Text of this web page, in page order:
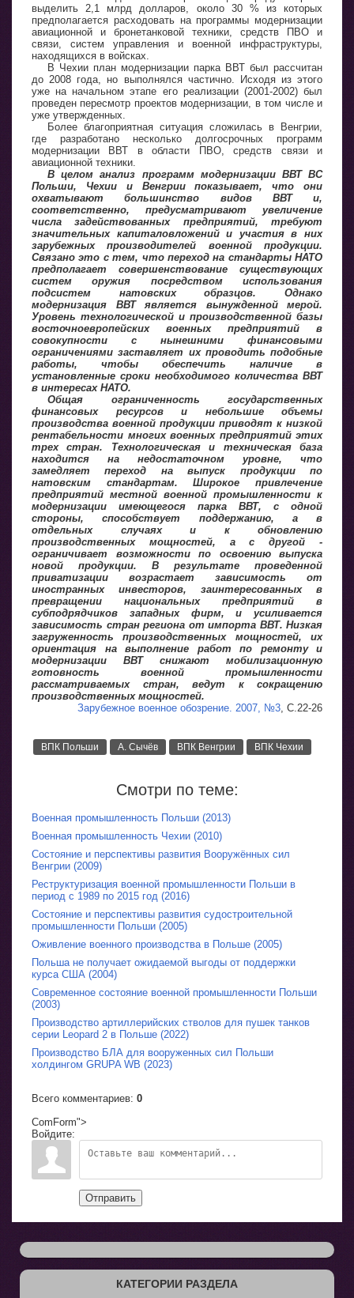
выделить 2,1 млрд долларов, около 30 % из которых
предполагается расходовать на программы модернизации
авиационной и бронетанковой техники, средств ПВО и
связи, систем управления и военной инфраструктуры,
находящихся в войсках.
В Чехии план модернизации парка ВВТ был рассчитан
до 2008 года, но выполнялся частично. Исходя из этого
уже на начальном этапе его реализации (2001-2002) был
проведен пересмотр проектов модернизации, в том числе и
уже утвержденных.
Более благоприятная ситуация сложилась в Венгрии,
где разработано несколько долгосрочных программ
модернизации ВВТ в области ПВО, средств связи и
авиационной техники.
В целом анализ программ модернизации ВВТ ВС
Польши, Чехии и Венгрии показывает, что они
охватывают большинство видов ВВТ и,
соответственно, предусматривают увеличение
числа задействованных предприятий, требуют
значительных капиталовложений и участия в них
зарубежных производителей военной продукции.
Связано это с тем, что переход на стандарты НАТО
предполагает совершенствование существующих
систем оружия посредством использования
подсистем натовских образцов. Однако
модернизация ВВТ является вынужденной мерой.
Уровень технологической и производственной базы
восточноевропейских военных предприятий в
совокупности с нынешними финансовыми
ограничениями заставляет их проводить подобные
работы, чтобы обеспечить наличие в
установленные сроки необходимого количества ВВТ
в интересах НАТО.
Общая ограниченность государственных
финансовых ресурсов и небольшие объемы
производства военной продукции приводят к низкой
рентабельности многих военных предприятий этих
трех стран. Технологическая и техническая база
находится на недостаточном уровне, что
замедляет переход на выпуск продукции по
натовским стандартам. Широкое привлечение
предприятий местной военной промышленности к
модернизации имеющегося парка ВВТ, с одной
стороны, способствует поддержанию, а в
отдельных случаях и к обновлению
производственных мощностей, а с другой -
ограничивает возможности по освоению выпуска
новой продукции. В результате проведенной
приватизации возрастает зависимость от
иностранных инвесторов, заинтересованных в
превращении национальных предприятий в
субподрядчиков западных фирм, и усиливается
зависимость стран региона от импорта ВВТ. Низкая
загруженность производственных мощностей, их
ориентация на выполнение работ по ремонту и
модернизации ВВТ снижают мобилизационную
готовность военной промышленности
рассматриваемых стран, ведут к сокращению
производственных мощностей.
Зарубежное военное обозрение. 2007, №3, С.22-26
ВПК Польши А. Сычёв ВПК Венгрии ВПК Чехии
Смотри по теме:
Военная промышленность Польши (2013)
Военная промышленность Чехии (2010)
Состояние и перспективы развития Вооружённых сил
Венгрии (2009)
Реструктуризация военной промышленности Польши в
период с 1989 по 2015 год (2016)
Состояние и перспективы развития судостроительной
промышленности Польши (2005)
Оживление военного производства в Польше (2005)
Польша не получает ожидаемой выгоды от поддержки
курса США (2004)
Современное состояние военной промышленности Польши
(2003)
Производство артиллерийских стволов для пушек танков
серии Leopard 2 в Польше (2022)
Производство БЛА для вооруженных сил Польши
холдингом GRUPA WB (2023)
Всего комментариев: 0
ComForm">
Войдите:
Отправить
КАТЕГОРИИ РАЗДЕЛА